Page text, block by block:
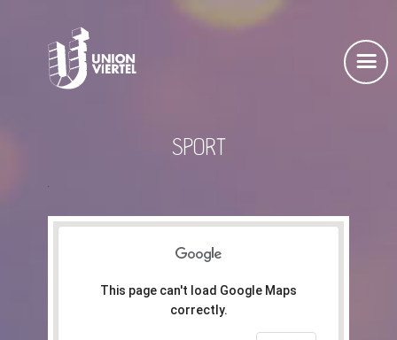
SPORT
.
This page can't load Google Maps
correctly.